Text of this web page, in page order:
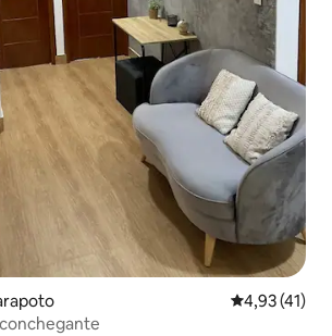
4,93 de uma
4,93 (41)